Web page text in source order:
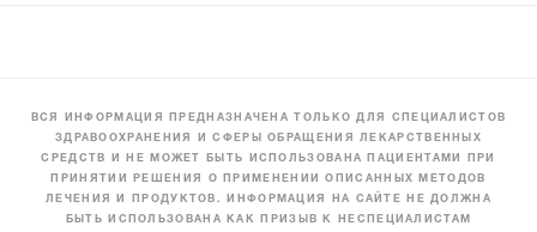
ВСЯ ИНФОРМАЦИЯ ПРЕДНАЗНАЧЕНА ТОЛЬКО ДЛЯ СПЕЦИАЛИСТОВ
ЗДРАВООХРАНЕНИЯ И СФЕРЫ ОБРАЩЕНИЯ ЛЕКАРСТВЕННЫХ
СРЕДСТВ И НЕ МОЖЕТ БЫТЬ ИСПОЛЬЗОВАНА ПАЦИЕНТАМИ ПРИ
ПРИНЯТИИ РЕШЕНИЯ О ПРИМЕНЕНИИ ОПИСАННЫХ МЕТОДОВ
ЛЕЧЕНИЯ И ПРОДУКТОВ. ИНФОРМАЦИЯ НА САЙТЕ НЕ ДОЛЖНА
БЫТЬ ИСПОЛЬЗОВАНА КАК ПРИЗЫВ К НЕСПЕЦИАЛИСТАМ